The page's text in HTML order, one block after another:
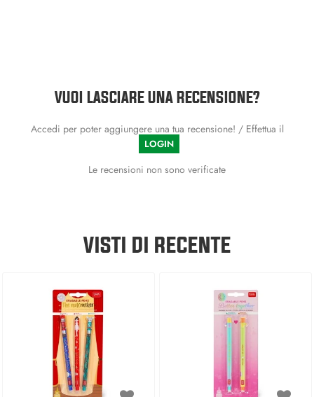
VUOI LASCIARE UNA RECENSIONE?
Accedi per poter aggiungere una tua recensione! / Effettua il
LOGIN
Le recensioni non sono verificate
VISTI DI RECENTE